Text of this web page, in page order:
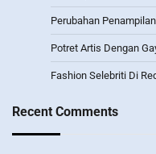
Perubahan
Potret Artis Dengan
Fashion Selebriti Di
Recent Comments